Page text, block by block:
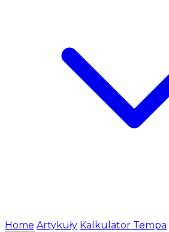
Home Artykuły Kalkulator Tempa